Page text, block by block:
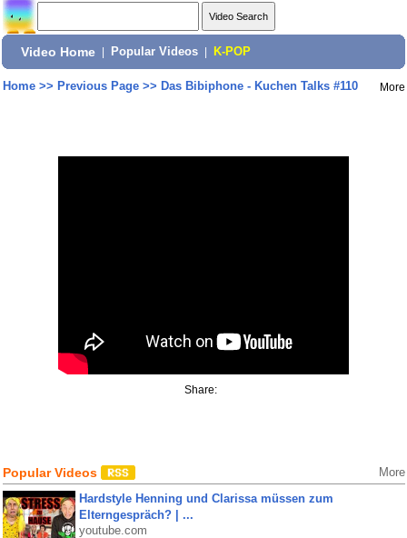
Video Home Popular Videos K-POP
Home>> Previous Page>> Das Bibiphone - Kuchen Talks #110 More
Share:
Popular Videos More
Hardstyle Henning und Clarissa müssen zum
Elterngespräch? | ...
youtube.com